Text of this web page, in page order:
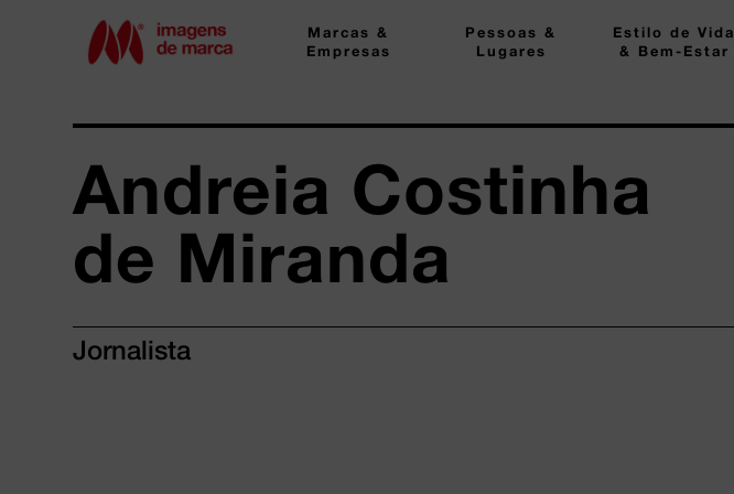
Marcas &
Empresas
Pessoas &
Lugares
Estilo de Vida
& Bem-Estar
Andreia Costinha
de Miranda
Jornalista